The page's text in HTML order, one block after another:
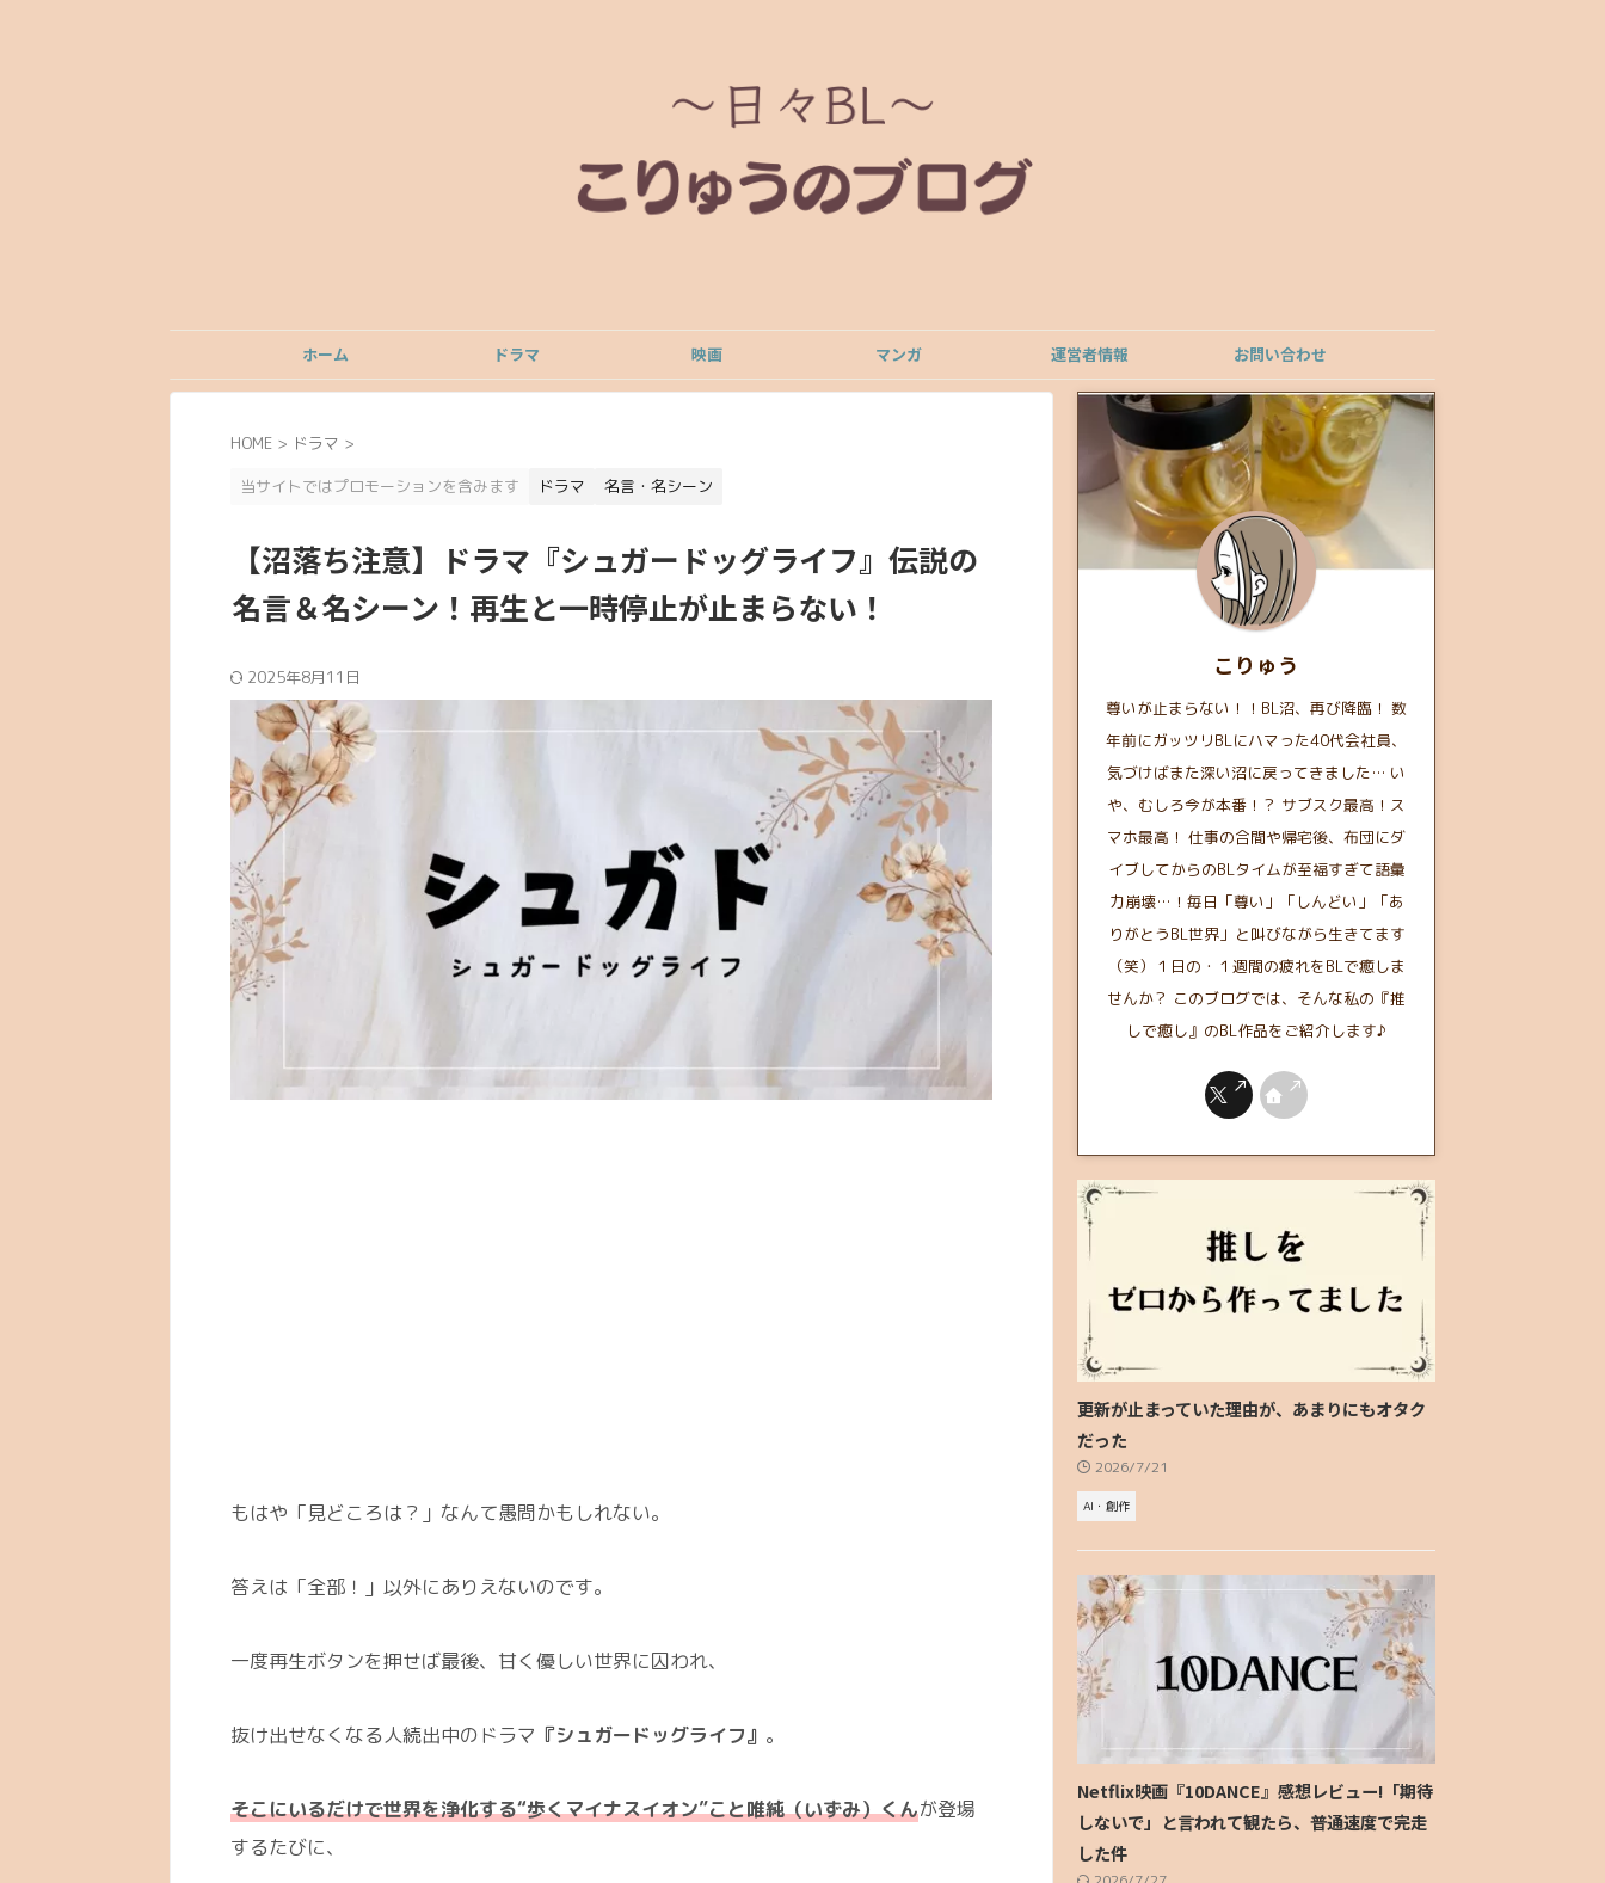
ホーム ドラマ 映画 マンガ 運営者情報 お問い合わせ
HOME > ドラマ >
当サイトではプロモーションを含みます
ドラマ 名言・名シーン
【沼落ち注意】ドラマ『シュガードッグライフ』伝説の
名言＆名シーン！再生と一時停止が止まらない！
2025年8月11日
もはや「見どころは？」なんて愚問かもしれない。
答えは「全部！」以外にありえないのです。
一度再生ボタンを押せば最後、甘く優しい世界に囚われ、
抜け出せなくなる人続出中のドラマ 『シュガードッグライフ』 。
そこにいるだけで世界を浄化する“歩くマイナスイオン”こと唯純（いずみ）くんが登場
するたびに、
こりゅう
尊いが止まらない！！BL沼、再び降臨！ 数
年前にガッツリBLにハマった40代会社員、
気づけばまた深い沼に戻ってきました… い
や、むしろ今が本番！？ サブスク最高！ス
マホ最高！ 仕事の合間や帰宅後、布団にダ
イブしてからのBLタイムが至福すぎて語彙
力崩壊…！毎日「尊い」「しんどい」「あ
りがとうBL世界」と叫びながら生きてます
（笑）１日の・１週間の疲れをBLで癒しま
せんか？ このブログでは、そんな私の『推
しで癒し』のBL作品をご紹介します♪
更新が止まっていた理由が、あまりにもオタク
だった
2026/7/21
AI・創作
Netflix映画『10DANCE』感想レビュー!「期待
しないで」と言われて観たら、普通速度で完走
した件